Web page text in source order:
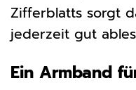
Zifferblatts sorgt
jederzeit gut
Ein Armband